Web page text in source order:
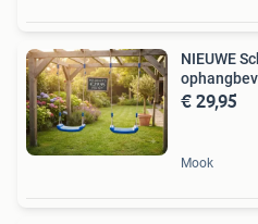
NIEUWE
€ 29,95
Mook